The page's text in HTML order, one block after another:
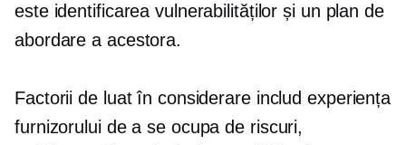
este identificarea vulnerabilităților și un plan de
abordare a acestora.
Factorii de luat în considerare includ experiența
furnizorului de a se ocupa de riscuri,